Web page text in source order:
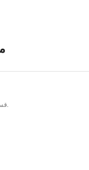
قسم الشريعة الإسلامية، كلية القانون، جامعة بني وليد، ليبيا.